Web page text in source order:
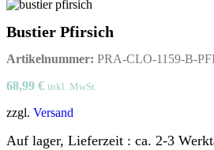
Bustier Pfirsich
Artikelnummer: PRA-CLO-1159-B-
68,99 € inkl. MwSt.
zzgl. Versand
Auf lager, Lieferzeit : ca. 2-3